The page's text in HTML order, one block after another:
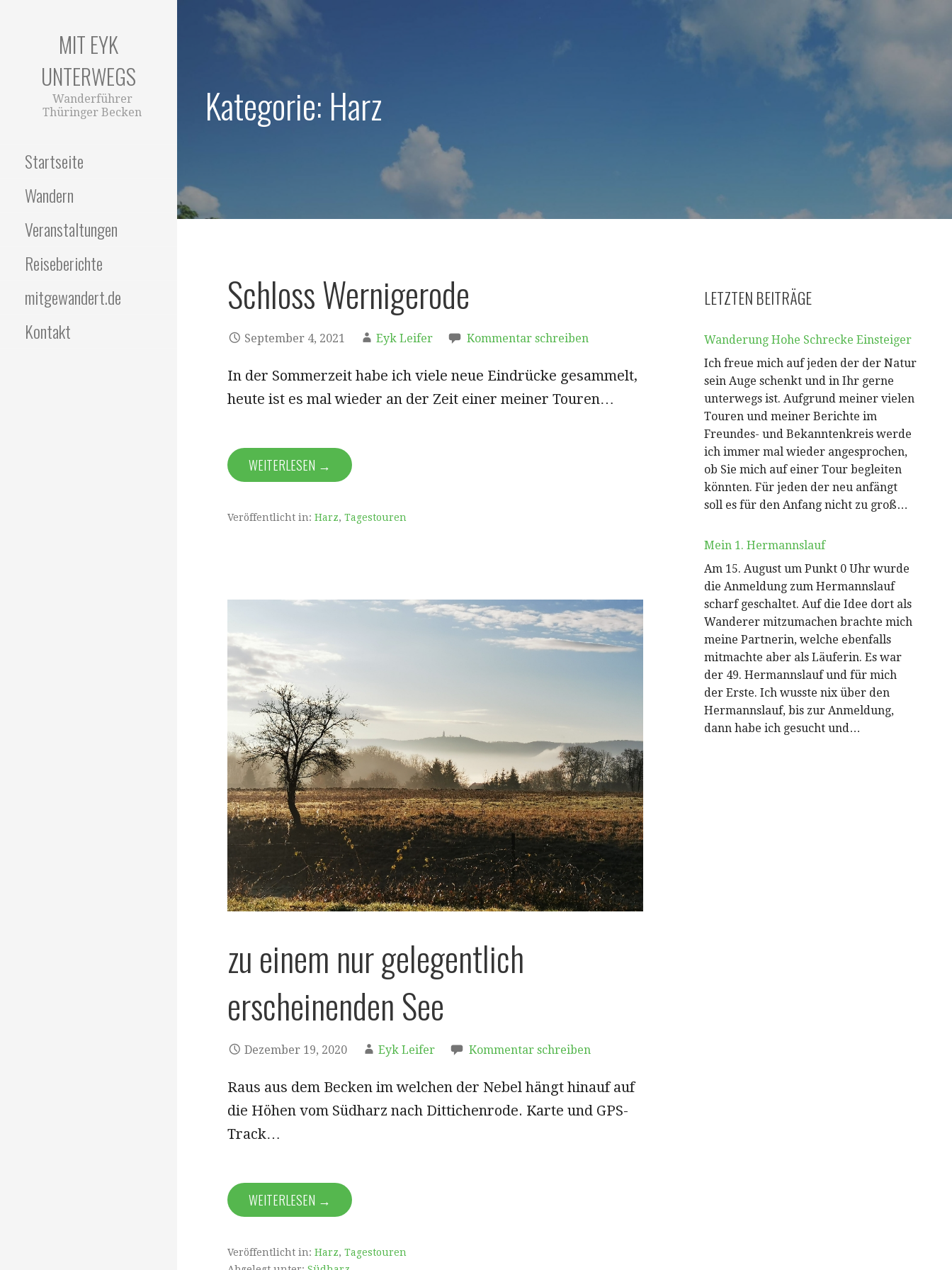
MIT EYK
UNTERWEGS
Wanderführer
Thüringer Becken
Startseite
Wandern
Veranstaltungen
Reiseberichte
mitgewandert.de
Kontakt
Kategorie: Harz
Schloss Wernigerode
September 4, 2021 Eyk Leifer Kommentar schreiben
In der Sommerzeit habe ich viele neue Eindrücke gesammelt,
heute ist es mal wieder an der Zeit einer meiner Touren…
WEITERLESEN →
Veröffentlicht in: Harz, Tagestouren
zu einem nur gelegentlich
erscheinenden See
Dezember 19, 2020 Eyk Leifer Kommentar schreiben
Raus aus dem Becken im welchen der Nebel hängt hinauf auf
die Höhen vom Südharz nach Dittichenrode. Karte und GPS-
Track…
WEITERLESEN →
Veröffentlicht in: Harz, Tagestouren
LETZTEN BEITRÄGE
Wanderung Hohe Schrecke Einsteiger
Ich freue mich auf jeden der der Natur
sein Auge schenkt und in Ihr gerne
unterwegs ist. Aufgrund meiner vielen
Touren und meiner Berichte im
Freundes- und Bekanntenkreis werde
ich immer mal wieder angesprochen,
ob Sie mich auf einer Tour begleiten
könnten. Für jeden der neu anfängt
soll es für den Anfang nicht zu groß…
Mein 1. Hermannslauf
Am 15. August um Punkt 0 Uhr wurde
die Anmeldung zum Hermannslauf
scharf geschaltet. Auf die Idee dort als
Wanderer mitzumachen brachte mich
meine Partnerin, welche ebenfalls
mitmachte aber als Läuferin. Es war
der 49. Hermannslauf und für mich
der Erste. Ich wusste nix über den
Hermannslauf, bis zur Anmeldung,
dann habe ich gesucht und…